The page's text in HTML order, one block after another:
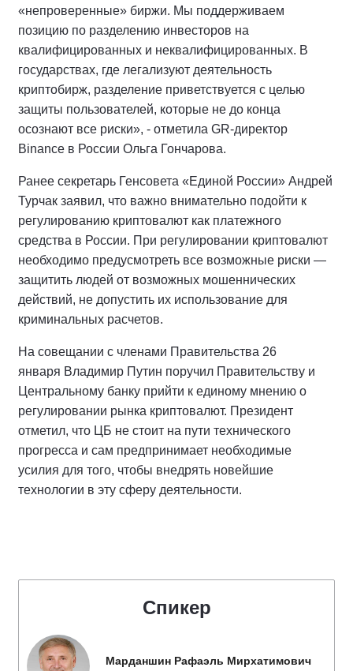
«непроверенные» биржи. Мы поддерживаем
позицию по разделению инвесторов на
квалифицированных и неквалифицированных. В
государствах, где легализуют деятельность
криптобирж, разделение приветствуется с целью
защиты пользователей, которые не до конца
осознают все риски», - отметила GR-директор
Binance в России Ольга Гончарова.
Ранее секретарь Генсовета «Единой России» Андрей
Турчак заявил, что важно внимательно подойти к
регулированию криптовалют как платежного
средства в России. При регулировании криптовалют
необходимо предусмотреть все возможные риски —
защитить людей от возможных мошеннических
действий, не допустить их использование для
криминальных расчетов.
На совещании с членами Правительства 26
января Владимир Путин поручил Правительству и
Центральному банку прийти к единому мнению о
регулировании рынка криптовалют. Президент
отметил, что ЦБ не стоит на пути технического
прогресса и сам предпринимает необходимые
усилия для того, чтобы внедрять новейшие
технологии в эту сферу деятельности.
Спикер
Марданшин Рафаэль Мирхатимович